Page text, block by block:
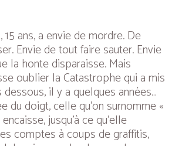
ans, a envie de mordre. De
Envie de tout faire sauter. Envie
la honte disparaisse. Mais
oublier la Catastrophe qui a mis
il y a quelques années…
du doigt, celle qu’on surnomme «
jusqu’à ce qu’elle
comptes à coups de graffitis,